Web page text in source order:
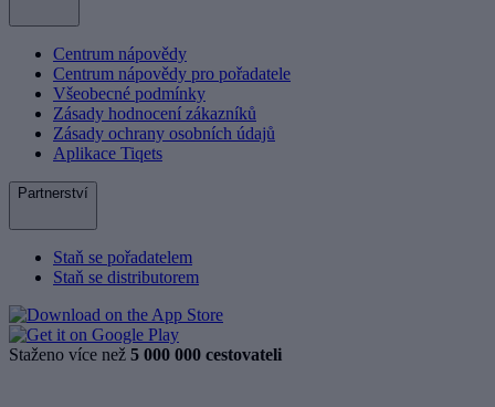
Centrum nápovědy
Centrum nápovědy pro pořadatele
Všeobecné podmínky
Zásady hodnocení zákazníků
Zásady ochrany osobních údajů
Aplikace Tiqets
Partnerství
Staň se pořadatelem
Staň se distributorem
Staženo více než 5 000 000 cestovateli